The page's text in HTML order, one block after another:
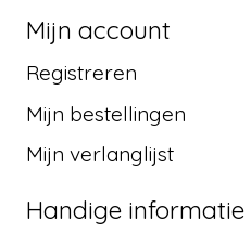
Mijn account
Registreren
Mijn bestellingen
Mijn verlanglijst
Handige informatie